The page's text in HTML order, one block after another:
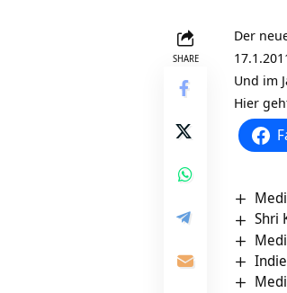
SHARE
Der
Und im
Hier
Shri